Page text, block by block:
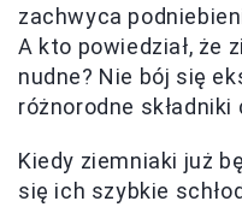
zachwyca
A kto powiedział, że
nudne? Nie bój się
różnorodne
Kiedy ziemniaki już
się ich szybkie